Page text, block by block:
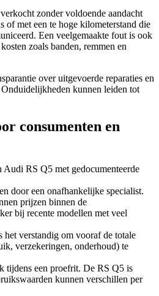
zonder voldoende aandacht
of met een te hoge kilometerstand die
Een veelgemaakte fout is ook
zoals banden, remmen en
over uitgevoerde reparaties en
kunnen leiden tot
consumenten en
RS Q5 met gedocumenteerde
door een onafhankelijke specialist.
prijzen binnen de
bij recente modellen met veel
het verstandig om vooraf de totale
verzekeringen, onderhoud) te
tijdens een proefrit. De RS Q5 is
kunnen verschillen per